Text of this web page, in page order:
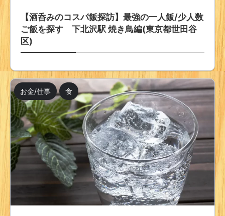
【酒呑みのコスパ飯探訪】最強の一人飯/少人数
ご飯を探す 下北沢駅 焼き鳥編(東京都世田谷
区)
お金/仕事 食